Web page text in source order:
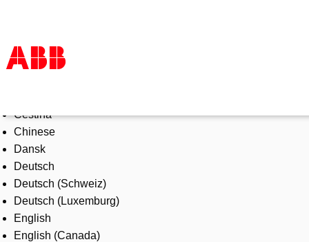
Products & Solutions
Industries
Services
About us
Where to buy
Contact us
Careers
Čeština
Chinese
Dansk
Deutsch
Deutsch (Schweiz)
Deutsch (Luxemburg)
English
English (Canada)